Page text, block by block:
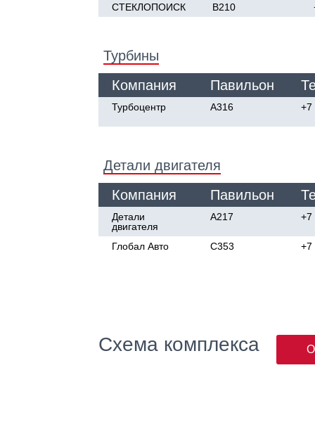
СТЕКЛОПОИСК В210
Турбины
Компания
Павильон
Турбоцентр А316 +7
Детали двигателя
Компания
Павильон
Детали
двигателя
А217 +7
Глобал Авто C353 +7
Схема комплекса